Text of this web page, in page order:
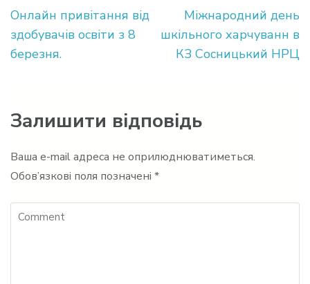
Навігація
записів
Онлайн привітання від
здобувачів освіти з 8
березня.
Міжнародний день
шкільного харчуванн в
КЗ Сосницький НРЦ
Залишити відповідь
Ваша e-mail адреса не оприлюднюватиметься.
Обов’язкові поля позначені *
Comment